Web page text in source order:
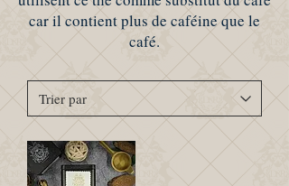
car il contient plus de caféine que le
café.